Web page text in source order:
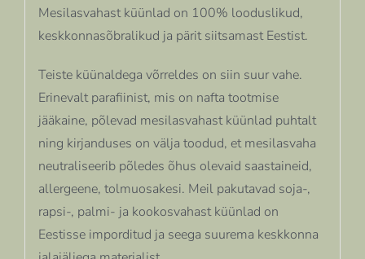
Mesilasvahast küünlad on 100% looduslikud,
keskkonnasõbralikud ja pärit siitsamast Eestist.
Teiste küünaldega võrreldes on siin suur vahe.
Erinevalt parafiinist, mis on nafta tootmise
jääkaine, põlevad mesilasvahast küünlad puhtalt
ning kirjanduses on välja toodud, et mesilasvaha
neutraliseerib põledes õhus olevaid saastaineid,
allergeene, tolmuosakesi. Meil pakutavad soja-,
rapsi-, palmi- ja kookosvahast küünlad on
Eestisse imporditud ja seega suurema keskkonna